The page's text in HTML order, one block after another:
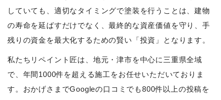
していても、適切なタイミングで塗装を行うことは、建物
の寿命を延ばすだけでなく、最終的な資産価値を守り、手
残りの資金を最大化するための賢い「投資」となります。
私たちリペイント匠は、地元・津市を中心に三重県全域
で、年間1000件を超える施工をお任せいただいておりま
す。おかげさまでGoogleの口コミでも800件以上の投稿を